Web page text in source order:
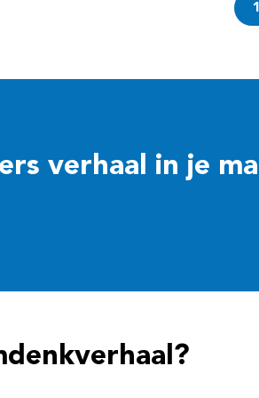
1
verhaal in je